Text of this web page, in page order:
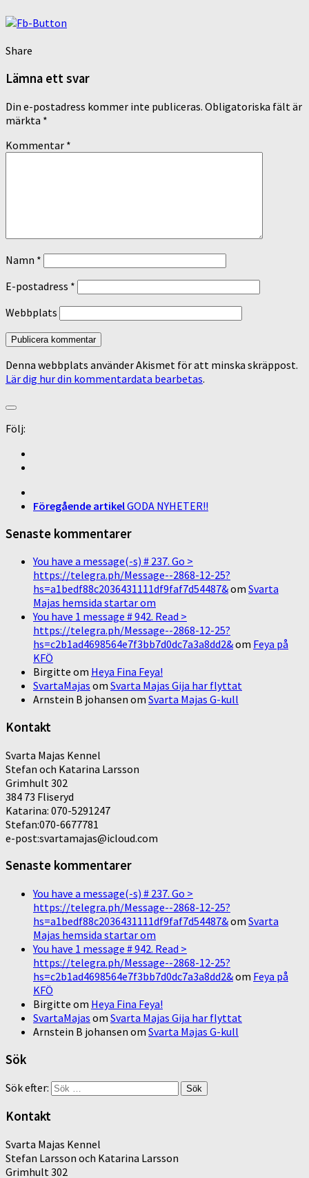
Share
Lämna ett svar
Din e-postadress kommer inte publiceras. Obligatoriska fält är
märkta *
Kommentar *
Namn *
E-postadress *
Webbplats
Denna webbplats använder Akismet för att minska skräppost.
Lär dig hur din kommentardata bearbetas.
Följ:
Föregående artikelGODA NYHETER!!
Senaste kommentarer
You have a message(-s) # 237. Go >
https://telegra.ph/Message--2868-12-25?
hs=a1bedf88c2036431111df9faf7d54487&om Svarta
Majas hemsida startar om
You have 1 message # 942. Read >
https://telegra.ph/Message--2868-12-25?
hs=c2b1ad4698564e7f3bb7d0dc7a3a8dd2&om Feya på
KFÖ
Birgitte om Heya Fina Feya!
SvartaMajas om Svarta Majas Gija har flyttat
Arnstein B johansen om Svarta Majas G-kull
Kontakt
Svarta Majas Kennel
Stefan och Katarina Larsson
Grimhult 302
384 73 Fliseryd
Katarina: 070-5291247
Stefan:070-6677781
e-post:svartamajas@icloud.com
Senaste kommentarer
You have a message(-s) # 237. Go >
https://telegra.ph/Message--2868-12-25?
hs=a1bedf88c2036431111df9faf7d54487&om Svarta
Majas hemsida startar om
You have 1 message # 942. Read >
https://telegra.ph/Message--2868-12-25?
hs=c2b1ad4698564e7f3bb7d0dc7a3a8dd2&om Feya på
KFÖ
Birgitte om Heya Fina Feya!
SvartaMajas om Svarta Majas Gija har flyttat
Arnstein B johansen om Svarta Majas G-kull
Sök
Sök efter:
Kontakt
Svarta Majas Kennel
Stefan Larsson och Katarina Larsson
Grimhult 302